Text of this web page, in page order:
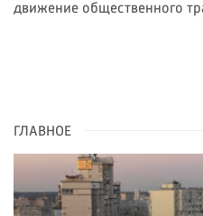
движение общественного
ГЛАВНОЕ